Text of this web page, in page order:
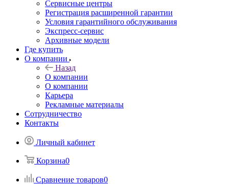
Сервисные центры
Регистрация расширенной гарантии
Условия гарантийного обслуживания
Экспресс-сервис
Архивные модели
Где купить
О компании
Назад
О компании
О компании
Карьера
Рекламные материалы
Сотрудничество
Контакты
Личный кабинет
Корзина0
Сравнение товаров0